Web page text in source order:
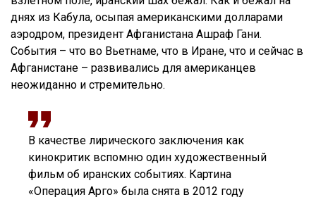
днях из Кабула, осыпая американскими долларами
аэродром, президент Афганистана Ашраф Гани.
События – что во Вьетнаме, что в Иране, что и сейчас в
Афганистане – развивались для американцев
неожиданно и стремительно.
В качестве лирического заключения как
кинокритик вспомню один художественный
фильм об иранских событиях. Картина
«Операция Арго» была снята в 2012 году